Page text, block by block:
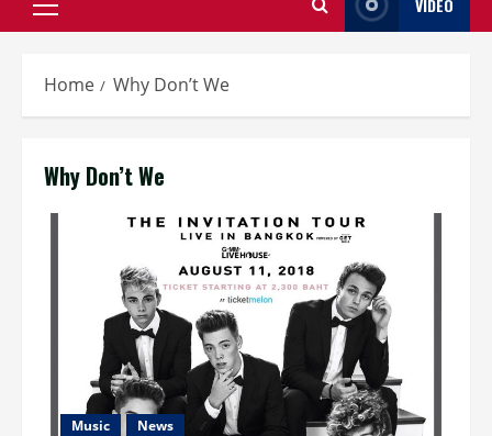
Primary
VIDEO
Home Why Don’t We
Why Don’t We
Music News